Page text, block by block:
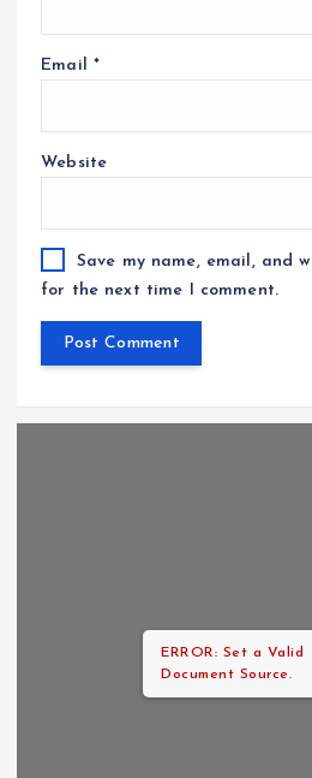
Email *
Website
Save my name, email, and
for the next time I comment.
ERROR: Set a Valid
Document Source.